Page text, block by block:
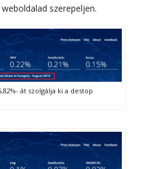
szerepeljen.
át szolgálja ki a destop